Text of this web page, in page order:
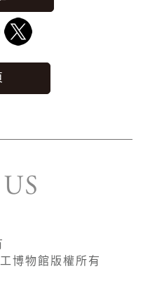
博物館版權所有